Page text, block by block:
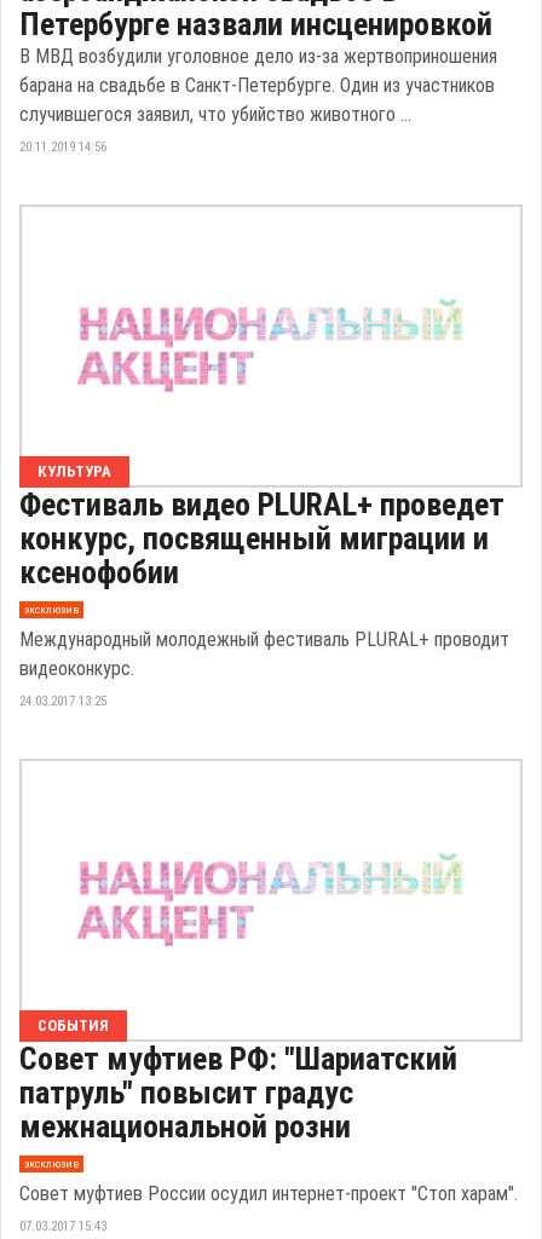
Петербурге назвали инсценировкой
В МВД возбудили уголовное дело из-за жертвоприношения
барана на свадьбе в Санкт-Петербурге. Один из участников
случившегося заявил, что убийство животного ...
20.11.2019 14:56
КУЛЬТУРА
Фестиваль видео PLURAL+ проведет
конкурс, посвященный миграции и
ксенофобии
эксклюзив
Международный молодежный фестиваль PLURAL+ проводит
видеоконкурс.
24.03.2017 13:25
СОБЫТИЯ
Совет муфтиев РФ: "Шариатский
патруль" повысит градус
межнациональной розни
эксклюзив
Совет муфтиев России осудил интернет-проект "Стоп харам".
07.03.2017 15:43